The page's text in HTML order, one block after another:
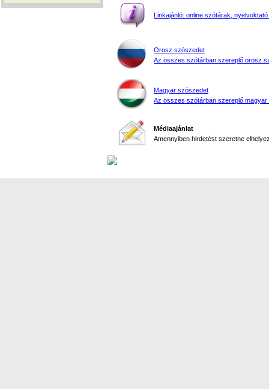
Linkajánló: online szótárak, nyelvoktató
Orosz szószedet
Az összes szótárban szereplő orosz
Magyar szószedet
Az összes szótárban szereplő magyar
Médiaajánlat
Amennyiben hirdetést szeretne